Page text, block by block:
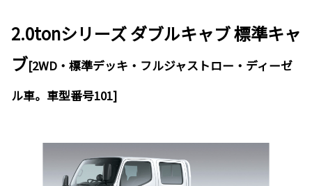
2.0tonシリーズ ダブルキャブ 標準キャ
ブ[2WD・標準デッキ・フルジャストロー・ディーゼ
ル車。車型番号101]